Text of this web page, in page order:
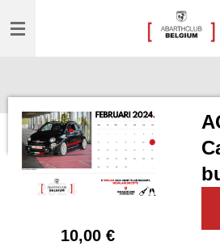
Passer
au
10,00 €